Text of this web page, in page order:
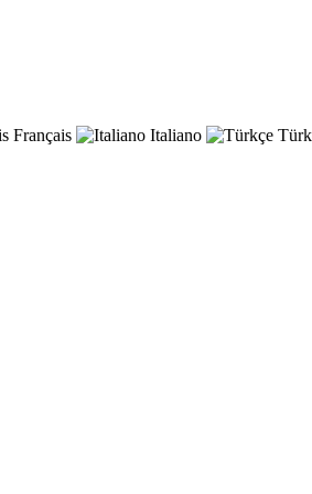
Français Italiano